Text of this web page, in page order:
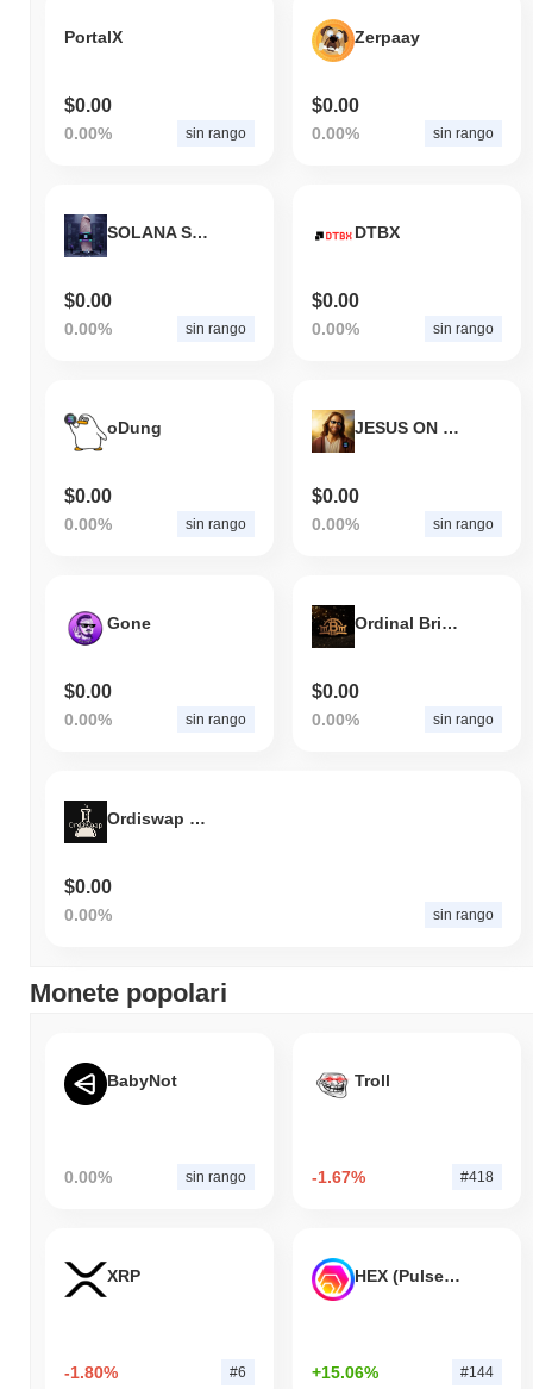
PortalX
$0.00
0.00% sin rango
Zerpaay
$0.00
0.00% sin rango
SOLANA SUPER-BONER
$0.00
0.00% sin rango
DTBX
$0.00
0.00% sin rango
oDung
$0.00
0.00% sin rango
JESUS ON SOL
$0.00
0.00% sin rango
Gone
$0.00
0.00% sin rango
Ordinal Bridge
$0.00
0.00% sin rango
Ordiswap Token
$0.00
0.00% sin rango
Monete popolari
BabyNot
0.00% sin rango
Troll
-1.67% #418
XRP
-1.80% #6
HEX (Pulsechain)
+15.06% #144